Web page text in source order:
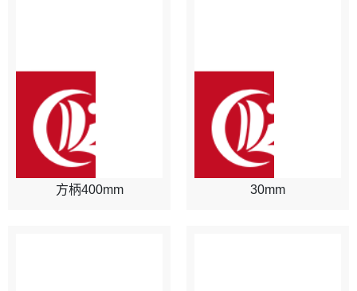
方柄400mm 30mm